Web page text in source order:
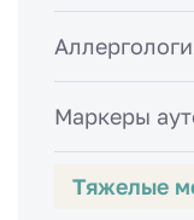
Маркеры
Тяжелые